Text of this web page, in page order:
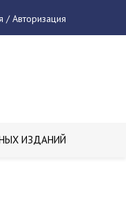
/ Авторизация
ИЗДАНИЙ